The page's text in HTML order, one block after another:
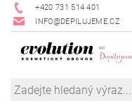
+420 731 514 401
INFO@DEPILUJEME.CZ